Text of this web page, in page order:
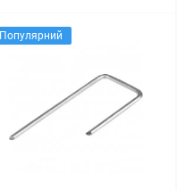
Популярний